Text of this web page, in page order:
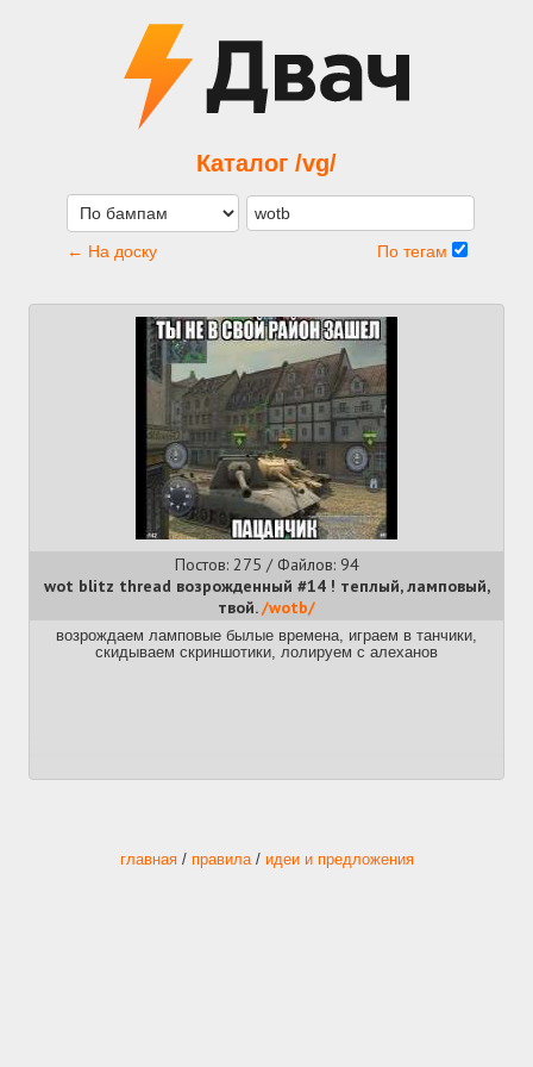
Каталог /vg/
← На доску По тегам
Постов: 275 / Файлов: 94
wot blitz thread возрожденный #14 ! теплый, ламповый,
твой./wotb/
возрождаем ламповые былые времена, играем в танчики,
скидываем скриншотики, лолируем с алеханов
главная/ правила/ идеи и предложения